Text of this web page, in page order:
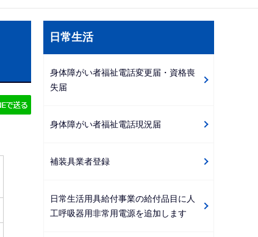
ブ
ビ
シ
ン
こ
か
日常生活
身体障がい者福祉電話変更届・資格喪
失届
身体障がい者福祉電話現況届
補装具業者登録
日常生活用具給付事業の給付品目に人
工呼吸器用非常用電源を追加します